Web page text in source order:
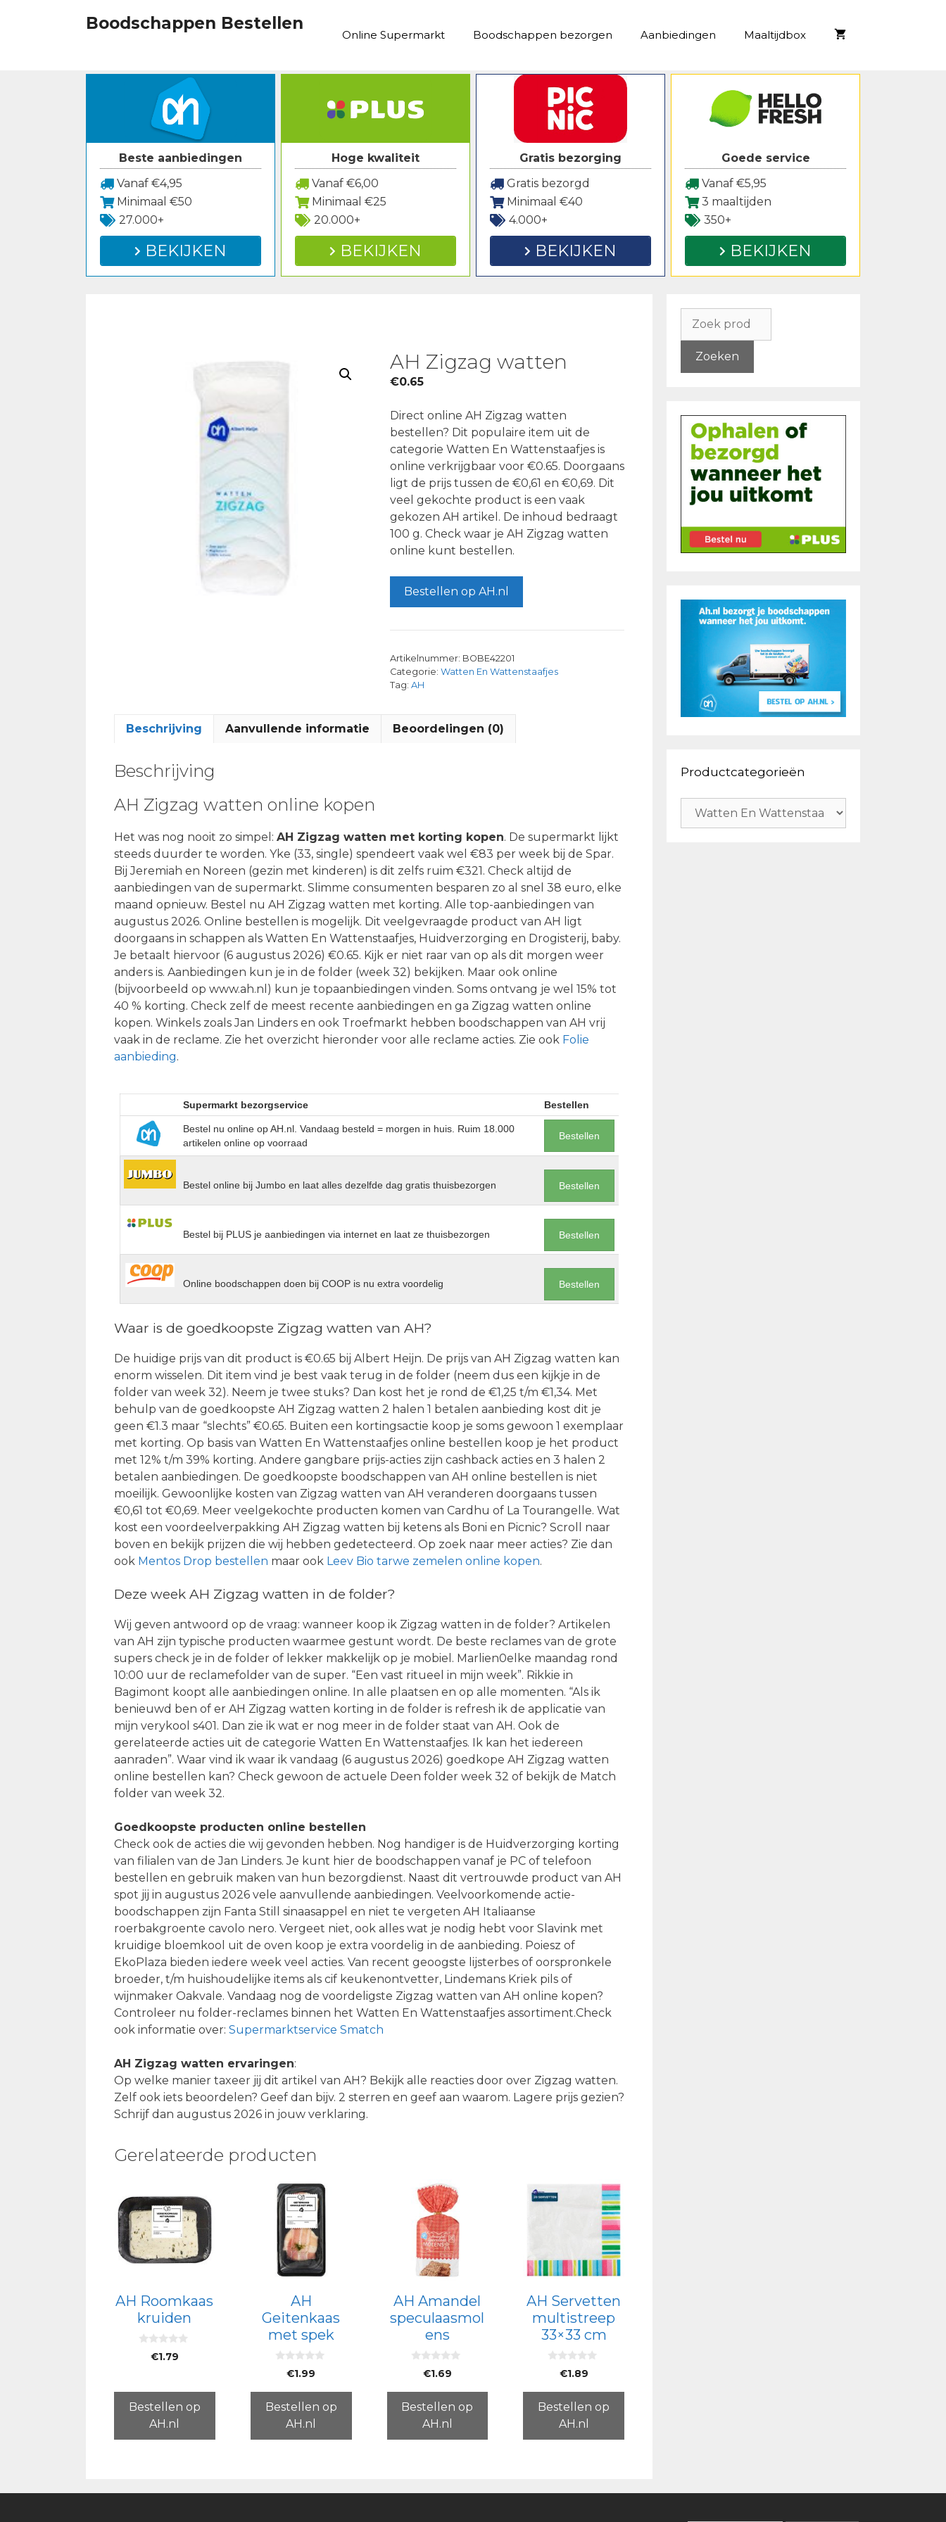
Boodschappen Bestellen
Online Supermarkt Boodschappen bezorgen Aanbiedingen Maaltijdbox
Beste aanbiedingen
Vanaf €4,95
Minimaal €50
27.000+
BEKIJKEN
Hoge kwaliteit
Vanaf €6,00
Minimaal €25
20.000+
BEKIJKEN
Gratis bezorging
Gratis bezorgd
Minimaal €40
4.000+
BEKIJKEN
Goede service
Vanaf €5,95
3 maaltijden
350+
BEKIJKEN
AH Zigzag watten
€0.65
Direct online AH Zigzag watten
bestellen? Dit populaire item uit de
categorie Watten En Wattenstaafjes is
online verkrijgbaar voor €0.65. Doorgaans
ligt de prijs tussen de €0,61 en €0,69. Dit
veel gekochte product is een vaak
gekozen AH artikel. De inhoud bedraagt
100 g. Check waar je AH Zigzag watten
online kunt bestellen.
Bestellen op AH.nl
Artikelnummer: BOBE42201
Categorie: Watten En Wattenstaafjes
Tag: AH
Beschrijving Aanvullende informatie Beoordelingen (0)
Beschrijving
AH Zigzag watten online kopen
Het was nog nooit zo simpel: AH Zigzag watten met korting kopen. De supermarkt lijkt
steeds duurder te worden. Yke (33, single) spendeert vaak wel €83 per week bij de Spar.
Bij Jeremiah en Noreen (gezin met kinderen) is dit zelfs ruim €321. Check altijd de
aanbiedingen van de supermarkt. Slimme consumenten besparen zo al snel 38 euro, elke
maand opnieuw. Bestel nu AH Zigzag watten met korting. Alle top-aanbiedingen van
augustus 2026. Online bestellen is mogelijk. Dit veelgevraagde product van AH ligt
doorgaans in schappen als Watten En Wattenstaafjes, Huidverzorging en Drogisterij, baby.
Je betaalt hiervoor (6 augustus 2026) €0.65. Kijk er niet raar van op als dit morgen weer
anders is. Aanbiedingen kun je in de folder (week 32) bekijken. Maar ook online
(bijvoorbeeld op www.ah.nl) kun je topaanbiedingen vinden. Soms ontvang je wel 15% tot
40 % korting. Check zelf de meest recente aanbiedingen en ga Zigzag watten online
kopen. Winkels zoals Jan Linders en ook Troefmarkt hebben boodschappen van AH vrij
vaak in de reclame. Zie het overzicht hieronder voor alle reclame acties. Zie ook Folie
aanbieding.
Supermarkt bezorgservice Bestellen
Bestel nu online op AH.nl. Vandaag besteld = morgen in huis. Ruim 18.000
artikelen online op voorraad
Bestellen
Bestel online bij Jumbo en laat alles dezelfde dag gratis thuisbezorgen Bestellen
Bestel bij PLUS je aanbiedingen via internet en laat ze thuisbezorgen Bestellen
Online boodschappen doen bij COOP is nu extra voordelig Bestellen
Waar is de goedkoopste Zigzag watten van AH?
De huidige prijs van dit product is €0.65 bij Albert Heijn. De prijs van AH Zigzag watten kan
enorm wisselen. Dit item vind je best vaak terug in de folder (neem dus een kijkje in de
folder van week 32). Neem je twee stuks? Dan kost het je rond de €1,25 t/m €1,34. Met
behulp van de goedkoopste AH Zigzag watten 2 halen 1 betalen aanbieding kost dit je
geen €1.3 maar “slechts” €0.65. Buiten een kortingsactie koop je soms gewoon 1 exemplaar
met korting. Op basis van Watten En Wattenstaafjes online bestellen koop je het product
met 12% t/m 39% korting. Andere gangbare prijs-acties zijn cashback acties en 3 halen 2
betalen aanbiedingen. De goedkoopste boodschappen van AH online bestellen is niet
moeilijk. Gewoonlijke kosten van Zigzag watten van AH veranderen doorgaans tussen
€0,61 tot €0,69. Meer veelgekochte producten komen van Cardhu of La Tourangelle. Wat
kost een voordeelverpakking AH Zigzag watten bij ketens als Boni en Picnic? Scroll naar
boven en bekijk prijzen die wij hebben gedetecteerd. Op zoek naar meer acties? Zie dan
ook Mentos Drop bestellen maar ook Leev Bio tarwe zemelen online kopen.
Deze week AH Zigzag watten in de folder?
Wij geven antwoord op de vraag: wanneer koop ik Zigzag watten in de folder? Artikelen
van AH zijn typische producten waarmee gestunt wordt. De beste reclames van de grote
supers check je in de folder of lekker makkelijk op je mobiel. Marlien0elke maandag rond
10:00 uur de reclamefolder van de super. “Een vast ritueel in mijn week”. Rikkie in
Bagimont koopt alle aanbiedingen online. In alle plaatsen en op alle momenten. “Als ik
benieuwd ben of er AH Zigzag watten korting in de folder is refresh ik de applicatie van
mijn verykool s401. Dan zie ik wat er nog meer in de folder staat van AH. Ook de
gerelateerde acties uit de categorie Watten En Wattenstaafjes. Ik kan het iedereen
aanraden”. Waar vind ik waar ik vandaag (6 augustus 2026) goedkope AH Zigzag watten
online bestellen kan? Check gewoon de actuele Deen folder week 32 of bekijk de Match
folder van week 32.
Goedkoopste producten online bestellen
Check ook de acties die wij gevonden hebben. Nog handiger is de Huidverzorging korting
van filialen van de Jan Linders. Je kunt hier de boodschappen vanaf je PC of telefoon
bestellen en gebruik maken van hun bezorgdienst. Naast dit vertrouwde product van AH
spot jij in augustus 2026 vele aanvullende aanbiedingen. Veelvoorkomende actie-
boodschappen zijn Fanta Still sinaasappel en niet te vergeten AH Italiaanse
roerbakgroente cavolo nero. Vergeet niet, ook alles wat je nodig hebt voor Slavink met
kruidige bloemkool uit de oven koop je extra voordelig in de aanbieding. Poiesz of
EkoPlaza bieden iedere week veel acties. Van recent geoogste lijsterbes of oorspronkele
broeder, t/m huishoudelijke items als cif keukenontvetter, Lindemans Kriek pils of
wijnmaker Oakvale. Vandaag nog de voordeligste Zigzag watten van AH online kopen?
Controleer nu folder-reclames binnen het Watten En Wattenstaafjes assortiment.Check
ook informatie over: Supermarktservice Smatch
AH Zigzag watten ervaringen:
Op welke manier taxeer jij dit artikel van AH? Bekijk alle reacties door over Zigzag watten.
Zelf ook iets beoordelen? Geef dan bijv. 2 sterren en geef aan waarom. Lagere prijs gezien?
Schrijf dan augustus 2026 in jouw verklaring.
Gerelateerde producten
AH Roomkaas
kruiden
€1.79
Bestellen op
AH.nl
AH
Geitenkaas
met spek
5
€1.99
Bestellen op
AH.nl
AH Amandel
speculaasmol
ens
5
€1.69
Bestellen op
AH.nl
AH Servetten
multistreep
33×33 cm
5
€1.89
Bestellen op
AH.nl
naar:
Zoeken
Productcategorieën